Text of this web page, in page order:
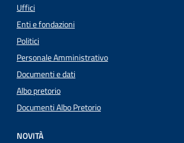
Uffici
Enti e fondazioni
Politici
Personale Amministrativo
Documenti e dati
Albo pretorio
Documenti Albo Pretorio
NOVITÀ